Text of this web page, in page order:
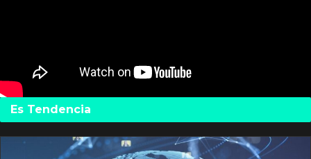
Es Tendencia